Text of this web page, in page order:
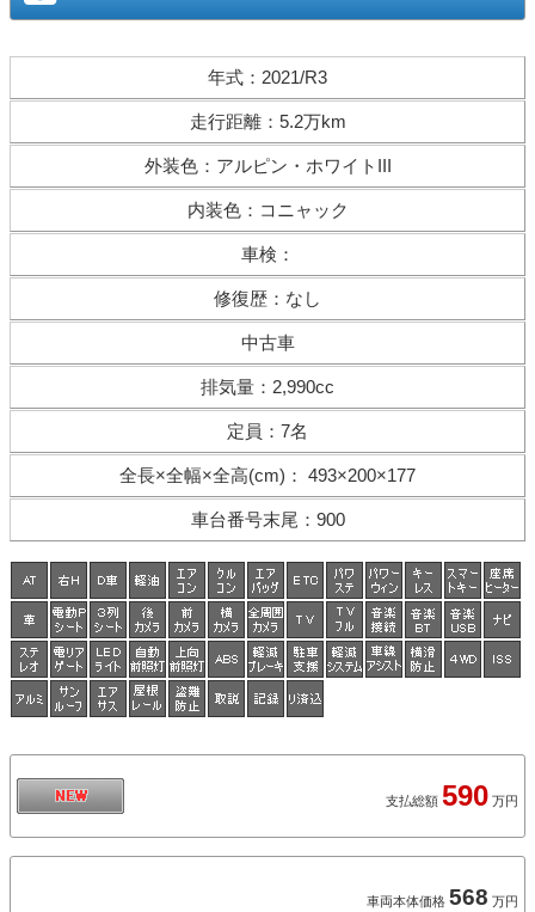
年式 ： 2021/R3
走行距離： 5.2万km
外装色： アルピン・ホワイトIII
内装色： コニャック
車検 ：
修復歴 ： なし
中古車
排気量 ： 2,990cc
定員 ： 7名
全長×全幅×全高(cm) ： 493×200×177
車台番号末尾 ： 900
支払総額 590 万円
車両本体価格 568 万円